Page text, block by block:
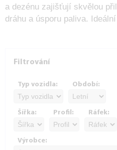
a dezénu zajišťují skvělou
dráhu a úsporu paliva.
Filtrování
Typ vozidla: Období:
Šířka: Profil: Ráfek:
Výrobce: